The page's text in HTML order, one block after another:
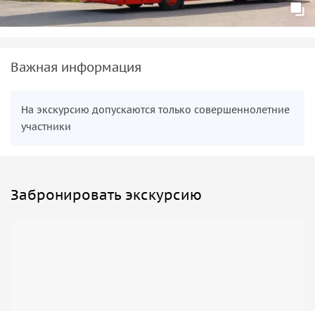
Важная информация
На экскурсию допускаются только совершеннолетние
участники
Забронировать экскурсию